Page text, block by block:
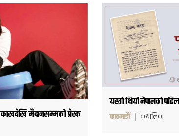
मैदानसम्मको प्रेरक
यस्तो थियो नेपालको
काठमाडौं कथालिका